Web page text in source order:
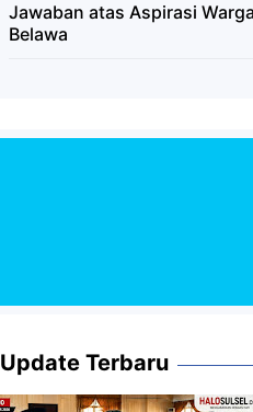
Jawaban atas Aspirasi
Belawa
Update Terbaru